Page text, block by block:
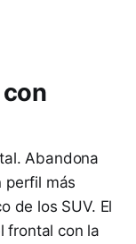
Abandona
perfil más
de los SUV. El
frontal con la